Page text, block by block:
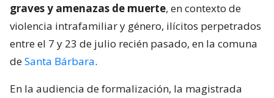
graves y amenazas de muerte, en contexto de
violencia intrafamiliar y género, ilícitos perpetrados
entre el 7 y 23 de julio recién pasado, en la comuna
deSanta Bárbara.
En la audiencia de formalización, la magistrada